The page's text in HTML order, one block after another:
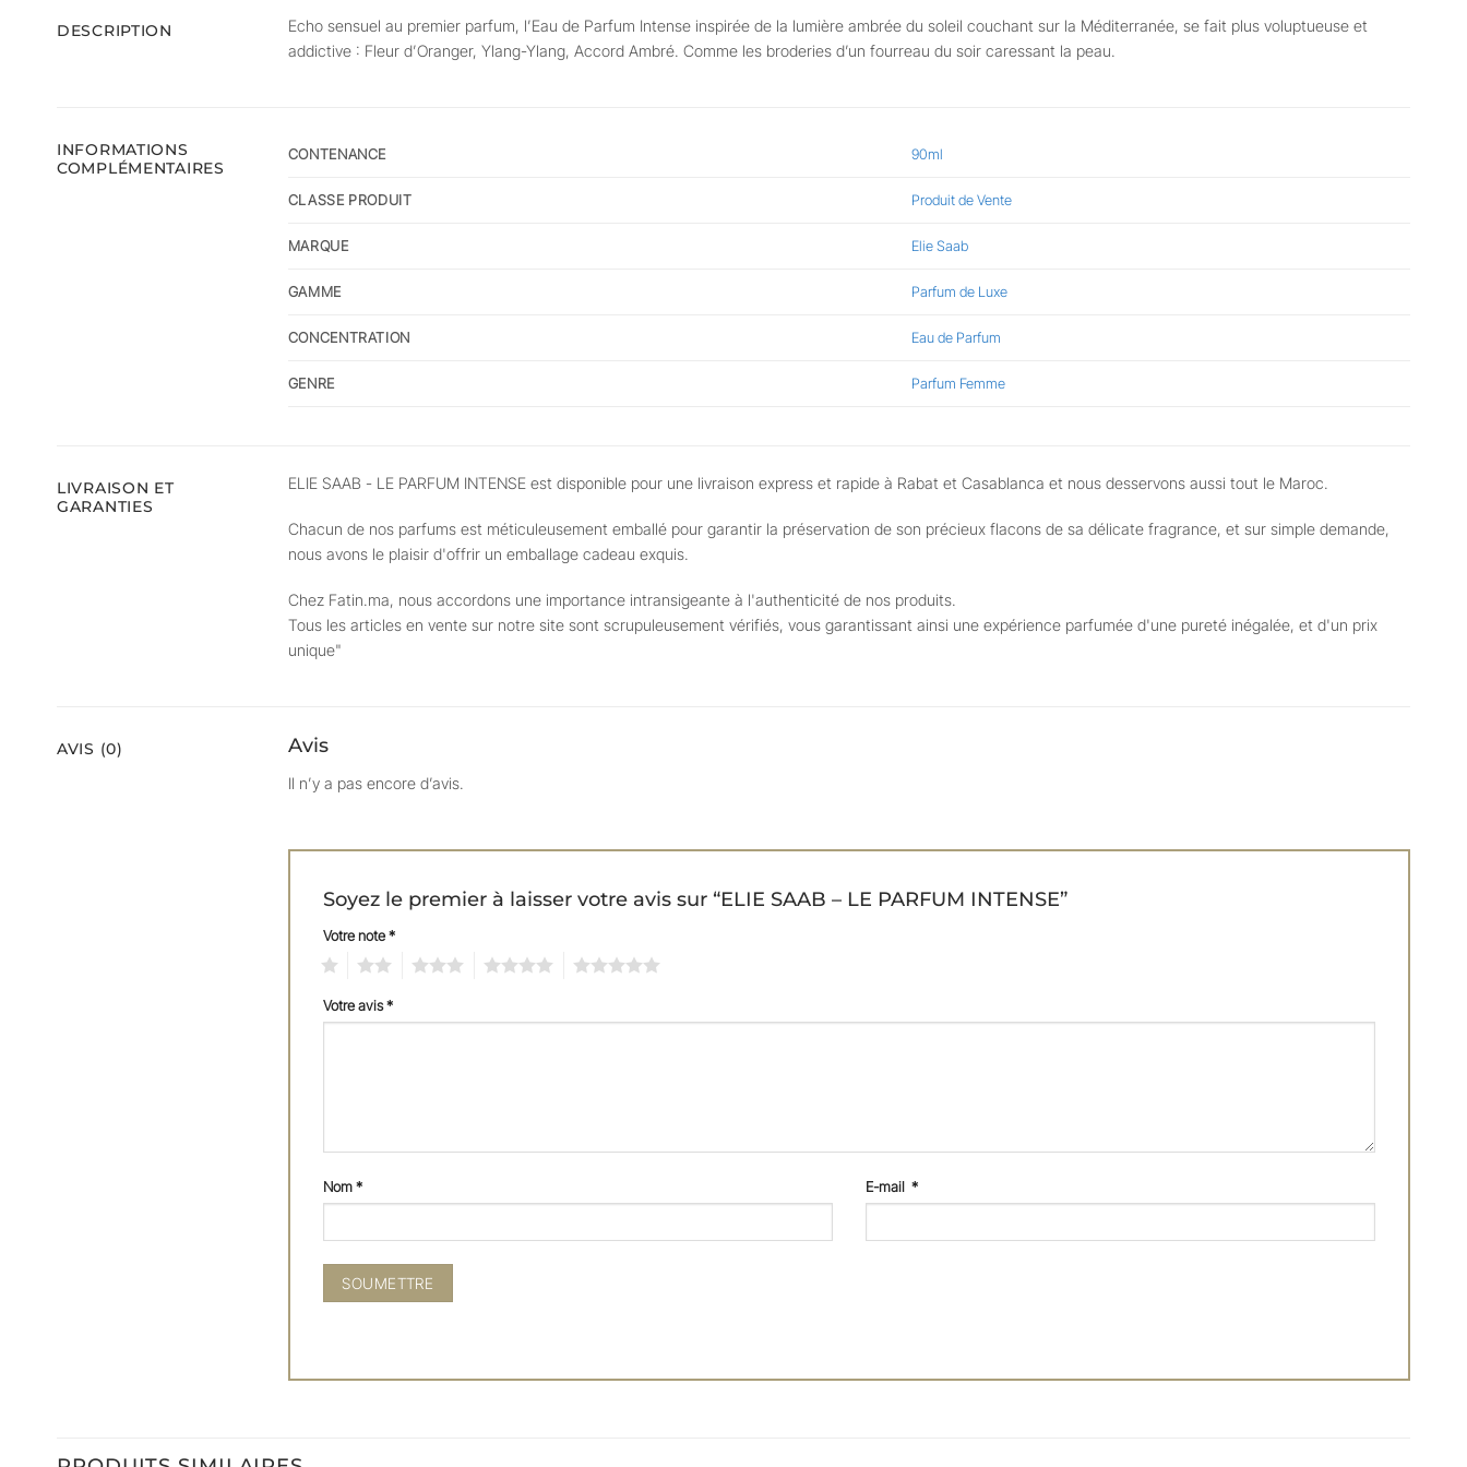
DESCRIPTION
Echo sensuel au premier parfum, l’Eau de Parfum Intense inspirée de la lumière ambrée du soleil couchant sur la Méditerranée, se fait plus voluptueuse et
addictive : Fleur d’Oranger, Ylang-Ylang, Accord Ambré. Comme les broderies d’un fourreau du soir caressant la peau.
INFORMATIONS
COMPLÉMENTAIRES
CONTENANCE 90ml
CLASSE PRODUIT Produit de Vente
MARQUE Elie Saab
GAMME Parfum de Luxe
CONCENTRATION Eau de Parfum
GENRE Parfum Femme
LIVRAISON ET
GARANTIES
ELIE SAAB - LE PARFUM INTENSE est disponible pour une livraison express et rapide à Rabat et Casablanca et nous desservons aussi tout le Maroc.
Chacun de nos parfums est méticuleusement emballé pour garantir la préservation de son précieux flacons de sa délicate fragrance, et sur simple demande,
nous avons le plaisir d'offrir un emballage cadeau exquis.
Chez Fatin.ma, nous accordons une importance intransigeante à l'authenticité de nos produits.
Tous les articles en vente sur notre site sont scrupuleusement vérifiés, vous garantissant ainsi une expérience parfumée d'une pureté inégalée, et d'un prix
unique"
AVIS (0) Avis
Il n’y a pas encore d’avis.
Soyez le premier à laisser votre avis sur “ELIE SAAB – LE PARFUM INTENSE”
Votre note*
Votre avis*
Nom* E-mail *